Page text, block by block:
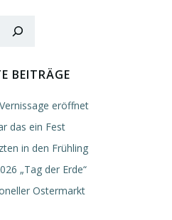
BEITRÄGE
eröffnet
das ein Fest
in den Frühling
„Tag der Erde“
Ostermarkt